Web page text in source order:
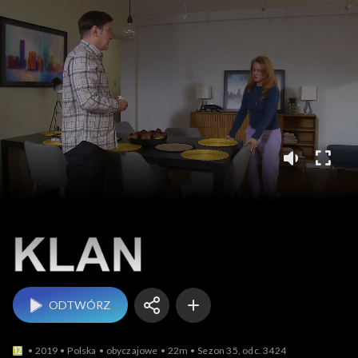
Klan
ODTWÓRZ
2019 Polska obyczajowe 22m Sezon 35, odc. 3424